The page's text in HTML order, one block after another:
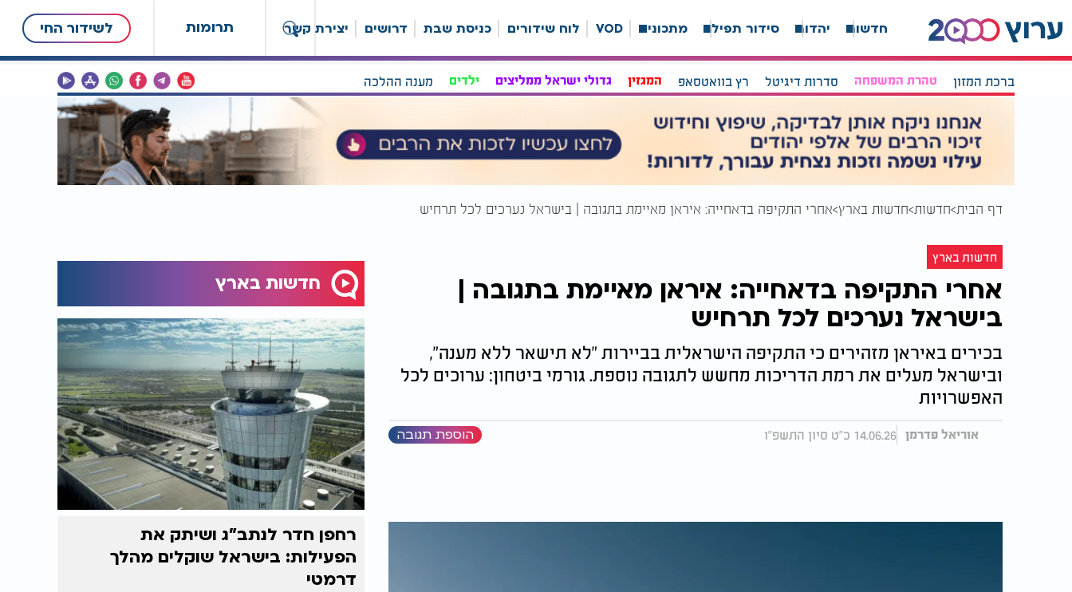
תרומות לשידור החי חדשות יהדות סידור תפילה מתכונים VOD לוח שידורים כניסת שבת דרושים יצירת קשר
ברכת המזון טהרת המשפחה סדרות דיגיטל רץ בוואטסאפ המגזין גדולי ישראל ממליצים ילדים מענה ההלכה
דף הבית חדשות חדשות בארץ אחרי התקיפה בדאחייה: איראן מאיימת בתגובה | בישראל נערכים לכל תרחיש
חדשות בארץ
אחרי התקיפה בדאחייה: איראן מאיימת בתגובה |
בישראל נערכים לכל תרחיש
בכירים באיראן מזהירים כי התקיפה הישראלית בביירות "לא תישאר ללא מענה",
ובישראל מעלים את רמת הדריכות מחשש לתגובה נוספת. גורמי ביטחון: ערוכים לכל
האפשרויות
אוריאל פדרמן 14.06.26 כ"ט סיון התשפ"ו הוספת תגובה
חדשות בארץ
רחפן חדר לנתב"ג ושיתק את
הפעילות: בישראל שוקלים מהלך
דרמטי